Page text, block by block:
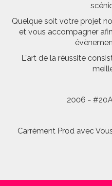
Quelque soit votre projet
et vous accompagner
L'art de la réussite
2006 -
Carrément Prod avec